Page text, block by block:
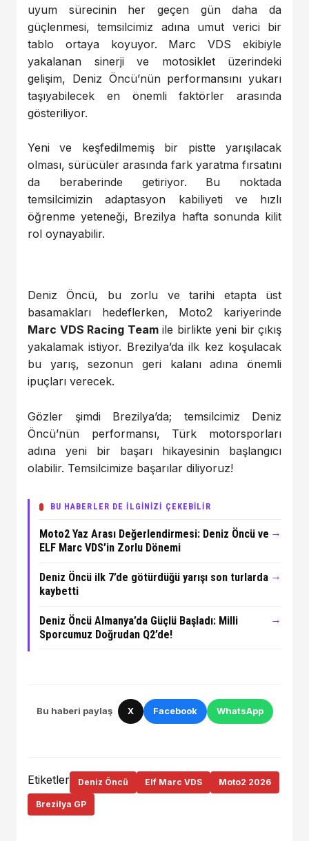
uyum sürecinin her geçen gün daha da
güçlenmesi, temsilcimiz adına umut verici bir
tablo ortaya koyuyor. Marc VDS ekibiyle
yakalanan sinerji ve motosiklet üzerindeki
gelişim, Deniz Öncü’nün performansını yukarı
taşıyabilecek en önemli faktörler arasında
gösteriliyor.
Yeni ve keşfedilmemiş bir pistte yarışılacak
olması, sürücüler arasında fark yaratma fırsatını
da beraberinde getiriyor. Bu noktada
temsilcimizin adaptasyon kabiliyeti ve hızlı
öğrenme yeteneği, Brezilya hafta sonunda kilit
rol oynayabilir.
Deniz Öncü, bu zorlu ve tarihi etapta üst
basamakları hedeflerken, Moto2 kariyerinde
Marc VDS Racing Teamile birlikte yeni bir çıkış
yakalamak istiyor. Brezilya’da ilk kez koşulacak
bu yarış, sezonun geri kalanı adına önemli
ipuçları verecek.
Gözler şimdi Brezilya’da; temsilcimiz Deniz
Öncü’nün performansı, Türk motorsporları
adına yeni bir başarı hikayesinin başlangıcı
olabilir. Temsilcimize başarılar diliyoruz!
BU HABERLER DE İLGİNİZİ ÇEKEBİLİR
Moto2 Yaz Arası Değerlendirmesi: Deniz Öncü ve
ELF Marc VDS’in Zorlu Dönemi
→
Deniz Öncü ilk 7’de götürdüğü yarışı son turlarda
kaybetti
→
Deniz Öncü Almanya’da Güçlü Başladı: Milli
Sporcumuz Doğrudan Q2’de!
→
Bu haberi paylaş X Facebook WhatsApp
Etiketler Deniz Öncü Elf Marc VDS Moto2 2026
Brezilya GP